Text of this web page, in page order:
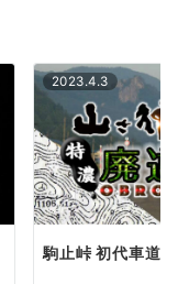
2023.4.3
駒止峠 初代車道